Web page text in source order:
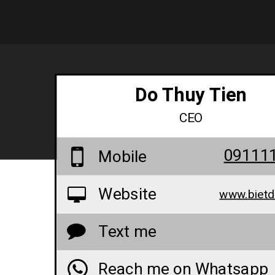
Do Thuy Tien
CEO
Mobile
Website
Text me
Reach me on Whatsapp